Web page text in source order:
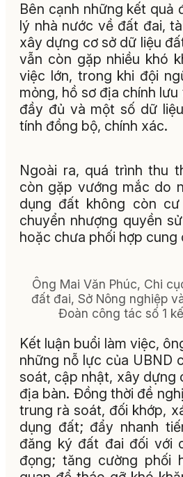
Bên cạnh những kết
lý nhà nước về đất đai,
xây dựng cơ sở dữ liệu
vẫn còn gặp nhiều khó
việc lớn, trong khi đội
mỏng, hồ sơ địa chính
đầy đủ và một số dữ
tính đồng bộ, chính xác.
Ngoài ra, quá trình thu
còn gặp vướng mắc do
dụng đất không còn
chuyển nhượng quyền
hoặc chưa phối hợp
Ông Mai Văn Phúc, Chi
đất đai, Sở Nông nghiệp
Đoàn công tác số 1
Kết luận buổi làm việc,
những nỗ lực của UBND
soát, cập nhật, xây dựng
địa bàn. Đồng thời đề
trung rà soát, đối khớp,
dụng đất; đẩy nhanh
đăng ký đất đai đối với
đọng; tăng cường phối